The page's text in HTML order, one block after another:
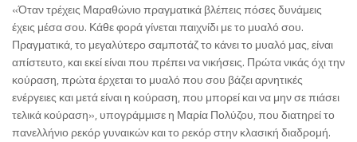
«Όταν τρέχεις Μαραθώνιο πραγματικά βλέπεις πόσες δυνάμεις
έχεις μέσα σου. Κάθε φορά γίνεται παιχνίδι με το μυαλό σου.
Πραγματικά, το μεγαλύτερο σαμποτάζ το κάνει το μυαλό μας, είναι
απίστευτο, και εκεί είναι που πρέπει να νικήσεις. Πρώτα νικάς όχι την
κούραση, πρώτα έρχεται το μυαλό που σου βάζει αρνητικές
ενέργειες και μετά είναι η κούραση, που μπορεί και να μην σε πιάσει
τελικά κούραση», υπογράμμισε η Μαρία Πολύζου, που διατηρεί το
πανελλήνιο ρεκόρ γυναικών και το ρεκόρ στην κλασική διαδρομή.